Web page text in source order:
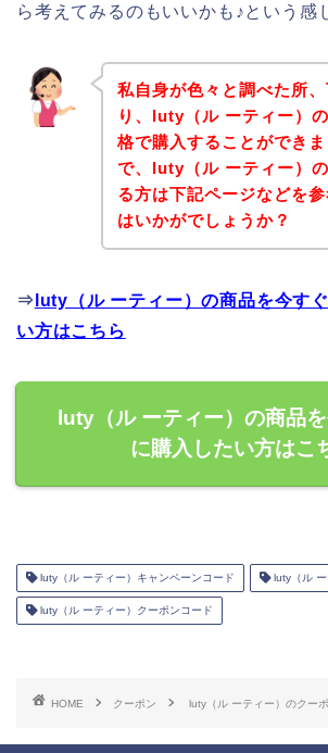
ら考えてみるのもいいかも♪という感
私自身が色々と調べた所
り、luty（ル ーティー）
格で購入することができ
で、luty（ル ーティー）
る方は下記ページなどを
はいかがでしょうか？
⇒ luty（ル ーティー）の商品を今す
い方はこちら
luty（ル ーティー）の商品
に購入したい方はこ
luty（ル ーティー）キャンペーンコード luty（ル ー
luty（ル ーティー）クーポンコード
HOME クーポン luty（ル ーティー）のクー